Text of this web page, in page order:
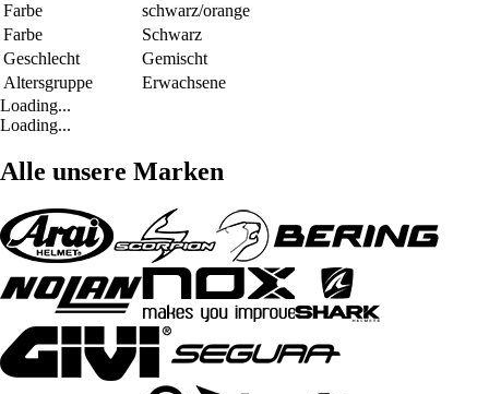
Farbe
schwarz/orange
Farbe
Schwarz
Geschlecht
Gemischt
Altersgruppe
Erwachsene
Loading...
Loading...
Alle unsere Marken